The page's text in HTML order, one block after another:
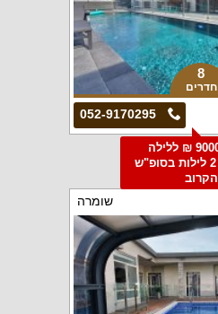
8
חדרים
052-9170295
החל מ9000 ₪ ללילה
למזמינים 2 לילות בסופ"ש
הקרוב
שומרה